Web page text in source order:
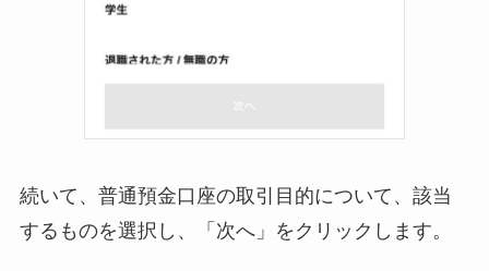
続いて、普通預金口座の取引目的について、該当
するものを選択し、「次へ」をクリックします。